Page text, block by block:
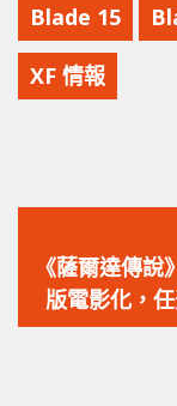
Blade 15
XF 情報
一
篇
文
《薩爾達傳說
版電影化，
SONY 攜手